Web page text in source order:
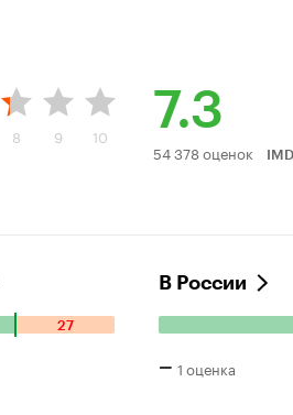
8 9 10
7.3
7.3
54 378 оценок
27
В России
Количество
оценок:
– 1 оценка